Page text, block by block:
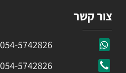
צור קשר
054-5742826
054-5742826